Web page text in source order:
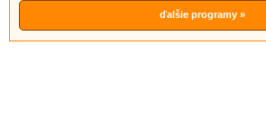
ďalšie programy »